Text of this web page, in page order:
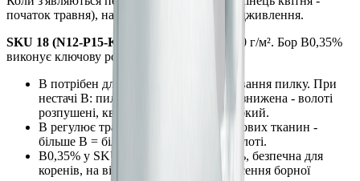
початок травня), настає час для другого підживлення.
SKU 18 (N12-P15-K15-S15-B0,35%)
- 15-20 г/м². Бор B0,35%
виконує ключову роль:
B потрібен для повноцінного формування пилку. При
нестачі B: пилок є, але фертильність знижена - волоті
розпушені, квітки дрібні, аромат слабкий.
B регулює транспорт цукрів до квіткових тканин -
більше B = більш щільні, насичені волоті.
B0,35% у SKU 18 - це також кількість, безпечна для
коренів, на відміну від окремого внесення борної